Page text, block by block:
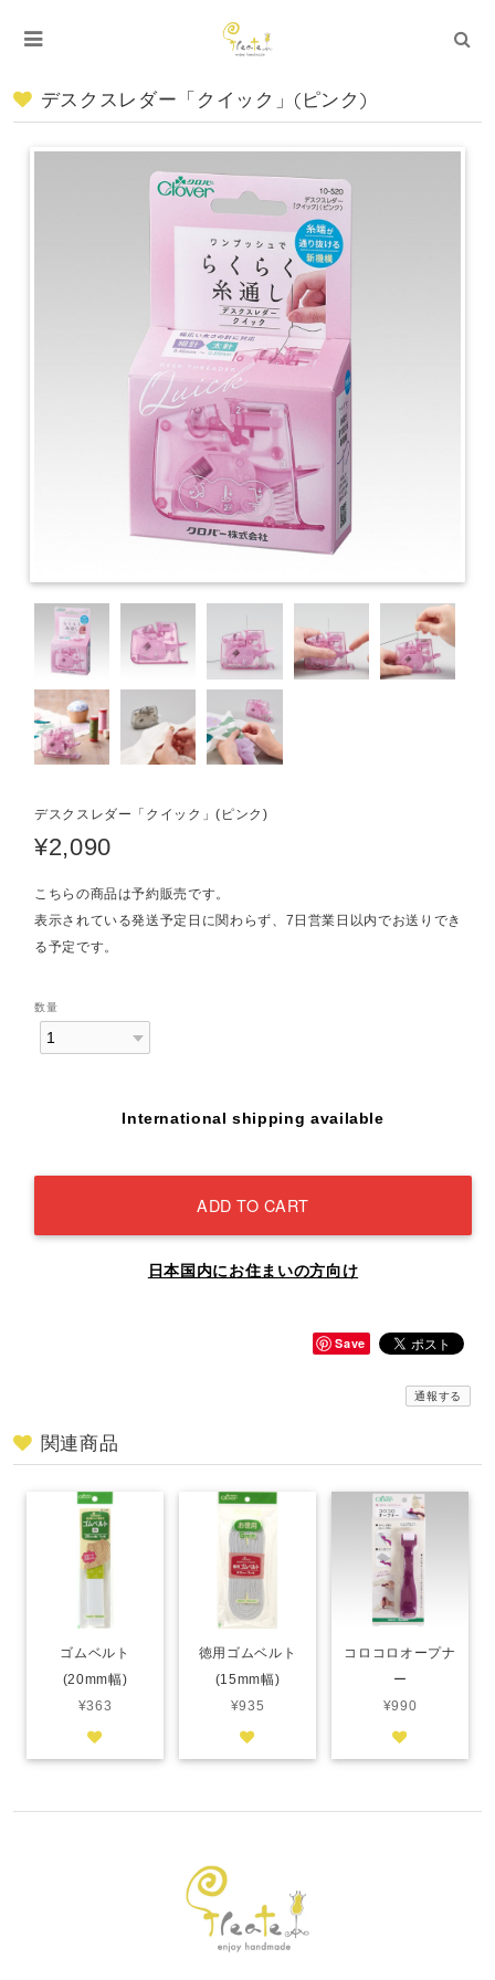
デスクスレダー「クイック」(ピンク)
デスクスレダー「クイック」(ピンク)
¥2,090
こちらの商品は予約販売です。
表示されている発送予定日に関わらず、7日営業日以内でお送りでき
る予定です。
数量
International shipping available
ADD TO CART
日本国内にお住まいの方向け
Save
通報する
関連商品
ゴムベルト
(20mm幅)
¥363
徳用ゴムベルト
(15mm幅)
¥935
コロコロオープナ
ー
¥990